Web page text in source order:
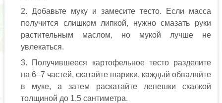
Добавьте муку и замесите тесто. Если масса
получится слишком липкой, нужно смазать руки
растительным маслом, но мукой лучше не
увлекаться.
Получившееся картофельное тесто разделите
на 6–7 частей, скатайте шарики, каждый обваляйте
в муке, а затем раскатайте лепешки скалкой
толщиной до 1,5 сантиметра.